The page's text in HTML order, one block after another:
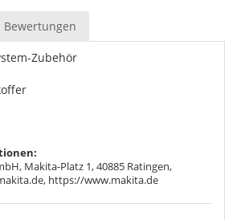
Bewertungen
Zubehör
Makita-Platz 1, 40885 Ratingen,
https://www.makita.de